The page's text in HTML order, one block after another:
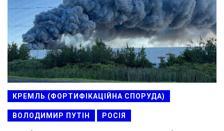
КРЕМЛЬ (ФОРТИФІКАЦІЙНА СПОРУДА)
ВОЛОДИМИР ПУТІН РОСІЯ